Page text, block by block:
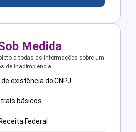
Medida
a todas as informações sobre um
de inadimplência.
existência do CNPJ
básicos
Federal